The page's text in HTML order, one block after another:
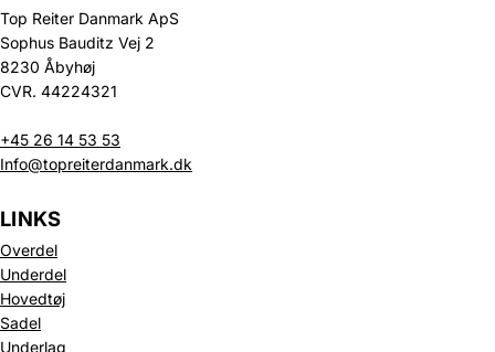
Top Reiter Danmark ApS
Sophus Bauditz Vej 2
8230 Åbyhøj
CVR. 44224321
+45 26 14 53 53
Info@topreiterdanmark.dk
LINKS
Overdel
Underdel
Hovedtøj
Sadel
Underlag